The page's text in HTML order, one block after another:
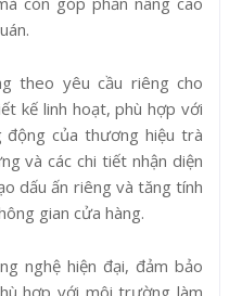
theo yêu cầu riêng cho
kế linh hoạt, phù hợp với
động của thương hiệu trà
và các chi tiết nhận diện
dấu ấn riêng và tăng tính
gian cửa hàng.
nghệ hiện đại, đảm bảo